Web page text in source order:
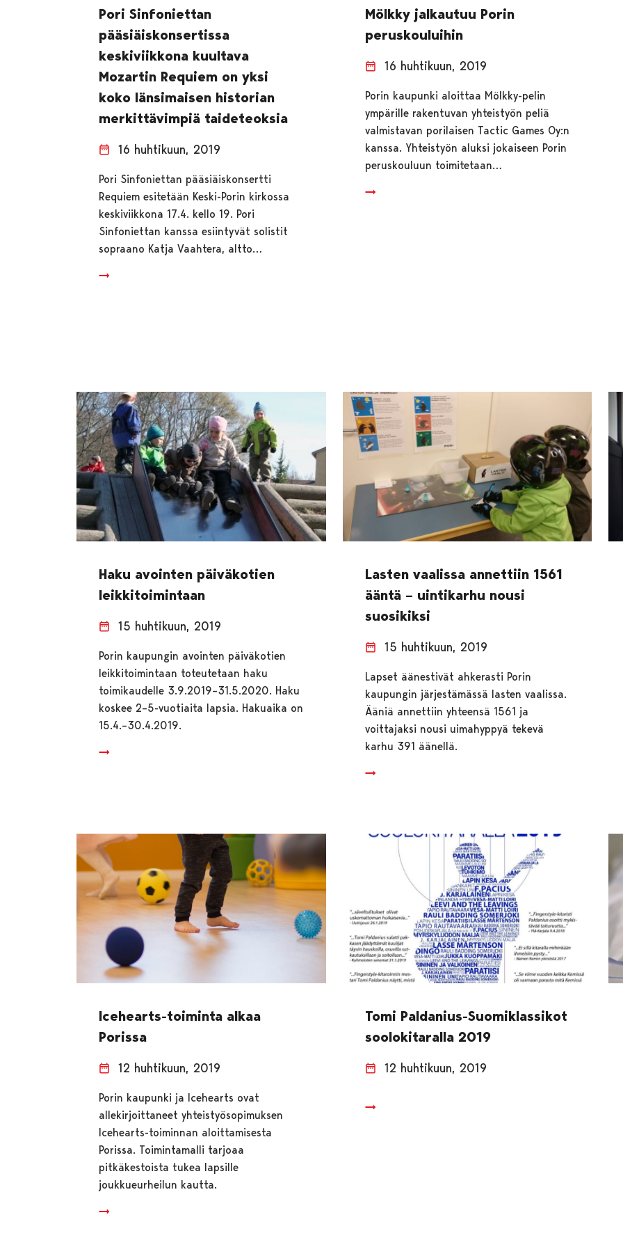
Pori Sinfoniettan
pääsiäiskonsertissa
keskiviikkona kuultava
Mozartin Requiem on yksi
koko länsimaisen historian
merkittävimpiä taideteoksia
16 huhtikuun, 2019
Pori Sinfoniettan pääsiäiskonsertti
Requiem esitetään Keski-Porin kirkossa
keskiviikkona 17.4. kello 19. Pori
Sinfoniettan kanssa esiintyvät solistit
sopraano Katja Vaahtera, altto…
Mölkky jalkautuu Porin
peruskouluihin
16 huhtikuun, 2019
Porin kaupunki aloittaa Mölkky-pelin
ympärille rakentuvan yhteistyön peliä
valmistavan porilaisen Tactic Games Oy:n
kanssa. Yhteistyön aluksi jokaiseen Porin
peruskouluun toimitetaan…
Haku avointen päiväkotien
leikkitoimintaan
15 huhtikuun, 2019
Porin kaupungin avointen päiväkotien
leikkitoimintaan toteutetaan haku
toimikaudelle 3.9.2019–31.5.2020. Haku
koskee 2–5-vuotiaita lapsia. Hakuaika on
15.4.–30.4.2019.
Lasten vaalissa annettiin 1561
ääntä – uintikarhu nousi
suosikiksi
15 huhtikuun, 2019
Lapset äänestivät ahkerasti Porin
kaupungin järjestämässä lasten vaalissa.
Ääniä annettiin yhteensä 1561 ja
voittajaksi nousi uimahyppyä tekevä
karhu 391 äänellä.
Icehearts-toiminta alkaa
Porissa
12 huhtikuun, 2019
Porin kaupunki ja Icehearts ovat
allekirjoittaneet yhteistyösopimuksen
Icehearts-toiminnan aloittamisesta
Porissa. Toimintamalli tarjoaa
pitkäkestoista tukea lapsille
joukkueurheilun kautta.
Tomi Paldanius-Suomiklassikot
soolokitaralla 2019
12 huhtikuun, 2019